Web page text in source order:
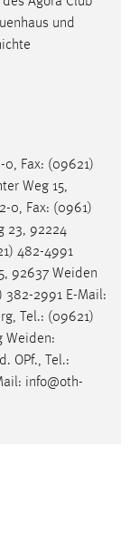
und
0, Fax: (09621)
Weg 15,
0, Fax: (0961)
23, 92224
482-4991
92637 Weiden
382-2991 E-Mail:
Tel.: (09621)
Weiden:
OPf., Tel.:
info@oth-